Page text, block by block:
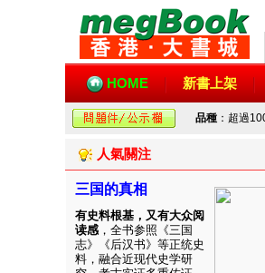
HOME 新書上架
品種 ：超過
人氣關注
三国的真相
有史料根基，又有大众阅
读感 ，全书参照《三国
志》《后汉书》等正统史
料，融合近现代史学研